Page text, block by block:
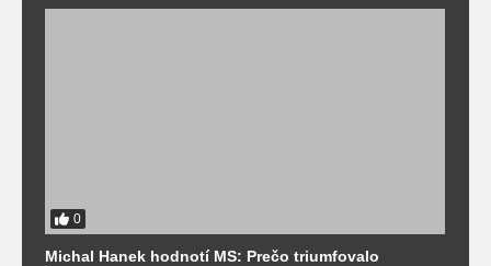
0
Michal Hanek hodnotí MS: Prečo triumfovalo